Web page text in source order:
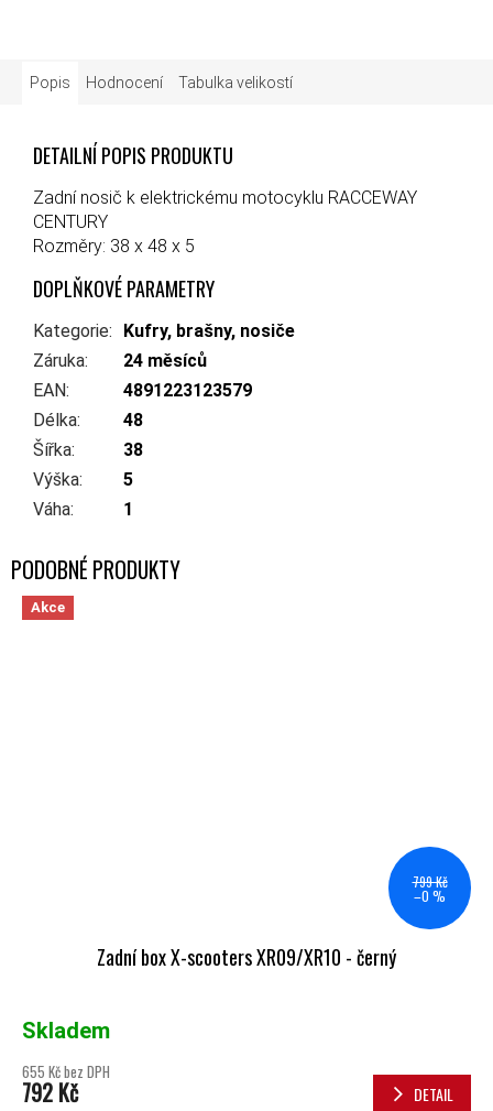
Popis Hodnocení Tabulka velikostí
DETAILNÍ POPIS PRODUKTU
Zadní nosič k elektrickému motocyklu RACCEWAY
CENTURY
Rozměry: 38 x 48 x 5
DOPLŇKOVÉ PARAMETRY
Kategorie:
Kufry, brašny, nosiče
Záruka:
24 měsíců
EAN:
4891223123579
Délka:
48
Šířka:
38
Výška:
5
Váha: 1
Akce
799 Kč
–0 %
Zadní box X-scooters XR09/XR10 - černý
Skladem
655 Kč bez DPH
792 Kč DETAIL